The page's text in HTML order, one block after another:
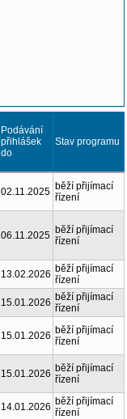
Podávání
přihlášek
do
Stav programu
02.11.2025 běží přijímací
řízení
06.11.2025 běží přijímací
řízení
13.02.2026 běží přijímací
řízení
15.01.2026 běží přijímací
řízení
15.01.2026 běží přijímací
řízení
15.01.2026 běží přijímací
řízení
14.01.2026 běží přijímací
řízení